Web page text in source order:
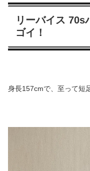
リーバイス 70s
ゴイ！
身長157cmで、至って短